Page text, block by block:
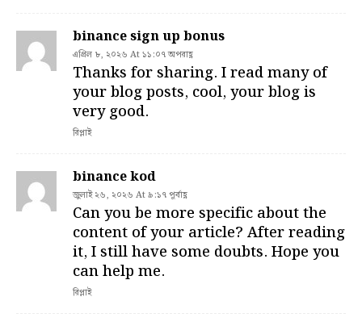
binance sign up bonus
এপ্রিল ৮, ২০২৬ At ১১:০৭ অপরাহ্ণ
Thanks for sharing. I read many of
your blog posts, cool, your blog is
very good.
রিপ্লাই
binance kod
জুলাই ২৬, ২০২৬ At ৯:১৭ পূর্বাহ্ণ
Can you be more specific about the
content of your article? After reading
it, I still have some doubts. Hope you
can help me.
রিপ্লাই